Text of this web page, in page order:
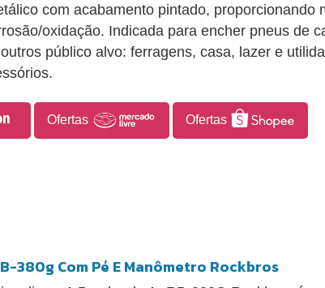
com acabamento pintado, proporcionando
oxidação. Indicada para encher pneus de
público alvo: ferragens, casa, lazer e
Ofertas Ofertas
380g Com Pé E Manômetro Rockbros